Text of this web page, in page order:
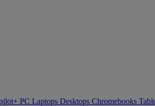
PC Laptops Desktops Chromebooks